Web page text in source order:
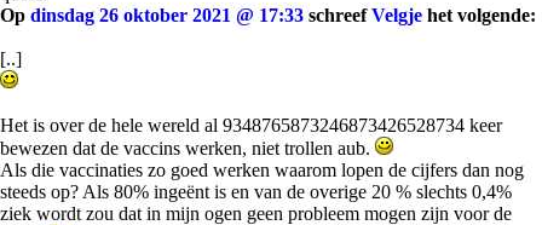
Op dinsdag 26 oktober 2021 @ 17:33 schreefVelgje het volgende:
[..]
Het is over de hele wereld al 9348765873246873426528734 keer
bewezen dat de vaccins werken, niet trollen aub.
Als die vaccinaties zo goed werken waarom lopen de cijfers dan nog
steeds op? Als 80% ingeënt is en van de overige 20 % slechts 0,4%
ziek wordt zou dat in mijn ogen geen probleem mogen zijn voor de